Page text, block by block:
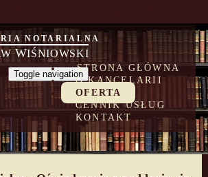
NOTARIALNA
WIŚNIOWSKI
Toggle navigation
STRONA GŁÓWNA
O KANCELARII
OFERTA
CENNIK USŁUG
KONTAKT